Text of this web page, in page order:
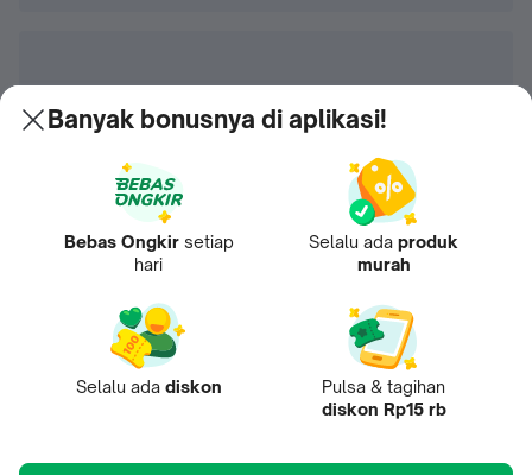
Banyak bonusnya di aplikasi!
Bebas Ongkir setiap
hari
Selalu ada produk
murah
Selalu ada diskon
Pulsa & tagihan
diskon Rp15 rb